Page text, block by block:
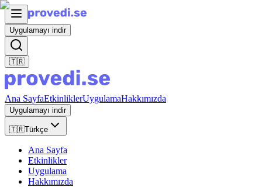
Uygulamayı indir
🇹🇷
Ana SayfaEtkinliklerUygulamaHakkımızda
Uygulamayı indir
🇹🇷Türkçe
Ana Sayfa
Etkinlikler
Uygulama
Hakkımızda